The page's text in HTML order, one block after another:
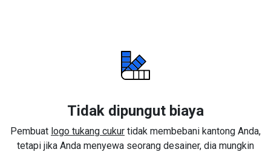
Tidak dipungut biaya
Pembuat logo tukang cukur tidak membebani kantong Anda,
tetapi jika Anda menyewa seorang desainer, dia mungkin